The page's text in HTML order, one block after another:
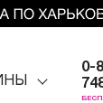
0-